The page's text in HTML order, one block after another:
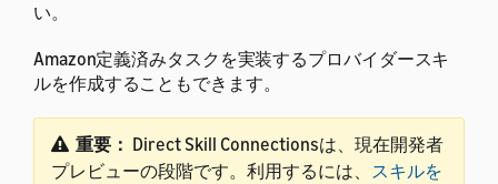
い。
Amazon定義済みタスクを実装するプロバイダースキ
ルを作成することもできます。
重要： Direct Skill Connectionsは、現在開発者
プレビューの段階です。利用するには、 スキルを